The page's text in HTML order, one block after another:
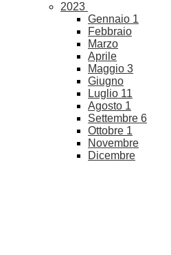
2023
Gennaio 1
Febbraio
Marzo
Aprile
Maggio 3
Giugno
Luglio 11
Agosto 1
Settembre 6
Ottobre 1
Novembre
Dicembre